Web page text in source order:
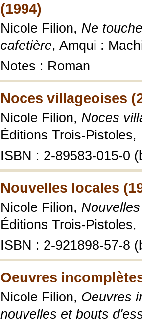
(1994)
Nicole Filion, Ne
cafetière, Amqui :
Notes : Roman
Noces villageoises
Nicole Filion, Noces
Éditions Trois-
ISBN : 2-89583-015-0
Nouvelles locales
Nicole Filion,
Éditions Trois-
ISBN : 2-921898-57-8
Oeuvres
Nicole Filion, Oeuvres
nouvelles et bouts